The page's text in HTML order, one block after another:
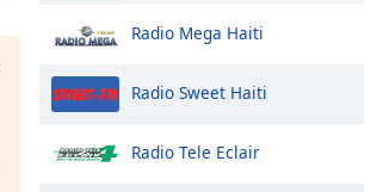
Radio Mega Haiti
Radio Sweet Haiti
Radio Tele Eclair